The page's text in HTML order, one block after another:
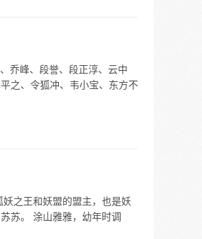
乔峰、段誉、段正淳、云中
之、令狐冲、韦小宝、东方不
之王和妖盟的盟主，也是妖
苏。 涂山雅雅，幼年时调